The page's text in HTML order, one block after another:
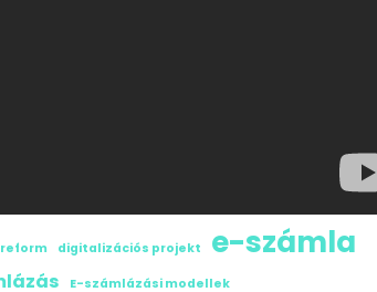
digitalizációs projekt e-számla
E-számlázási modellek